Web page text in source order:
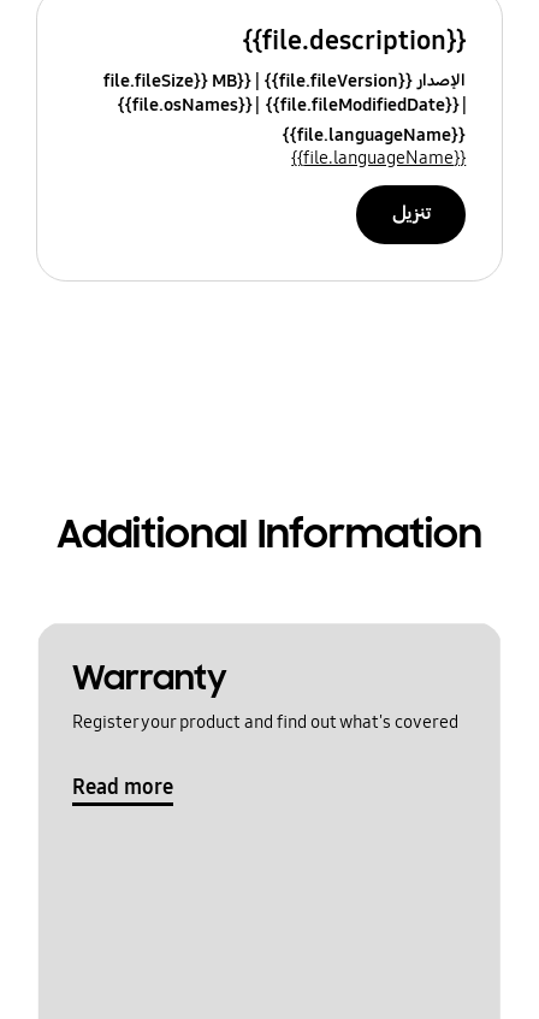
{{file.description}}
الإصدار {{file.fileVersion}}
{{file.fileSize}} MB
{{file.fileModifiedDate}}
{{file.osNames}}
{{file.languageName}}
{{file.languageName}}
تنزيل
Additional Information
Warranty
Register your product and find out what's covered
Read more